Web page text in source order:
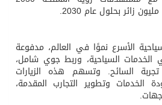
الأسرع نموًا في العالم، مدفوعة
السياحية، وربط جوي شامل،
تجربة السائح. وتسهم هذه الزيارات
الخدمات وتطوير التجارب المقدمة،